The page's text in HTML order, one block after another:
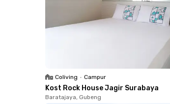
Coliving • Campur
Kost Rock House Jagir Surabaya
Baratajaya, Gubeng